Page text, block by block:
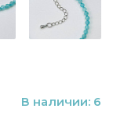
В наличии: 6